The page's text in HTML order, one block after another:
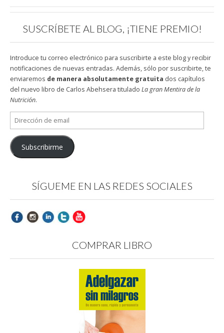
SUSCRÍBETE AL BLOG, ¡TIENE PREMIO!
Introduce tu correo electrónico para suscribirte a este blog y recibir
notificaciones de nuevas entradas. Además, sólo por suscribirte, te
enviaremos de manera absolutamente gratuita dos capítulos
del nuevo libro de Carlos Abehsera titulado La gran Mentira de la
Nutrición.
Dirección
de
email
Subscribirme
SÍGUEME EN LAS REDES SOCIALES
COMPRAR LIBRO